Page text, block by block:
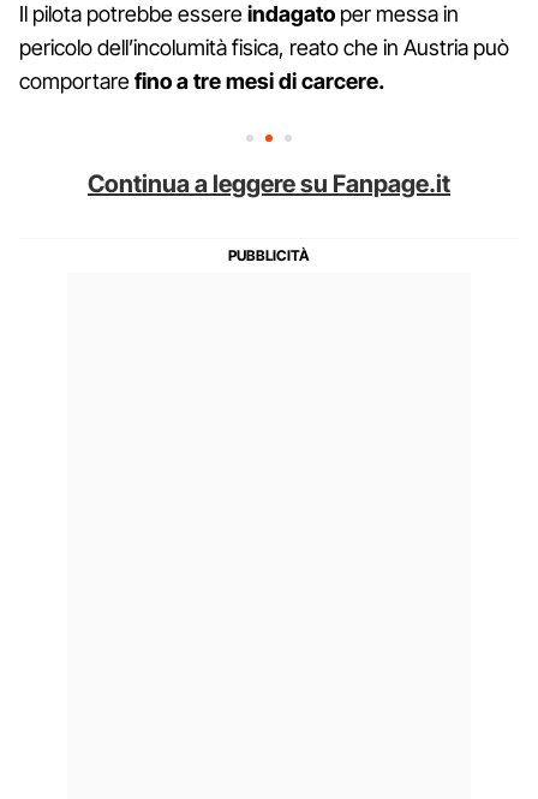
Il pilota potrebbe essereindagato per messa in
pericolo dell’incolumità fisica, reato che in Austria può
comportarefino a tre mesi di carcere.
Continua a leggere su Fanpage.it